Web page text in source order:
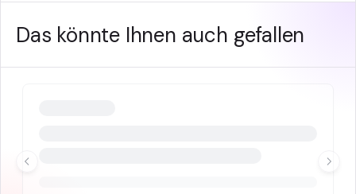
Das könnte Ihnen auch gefallen